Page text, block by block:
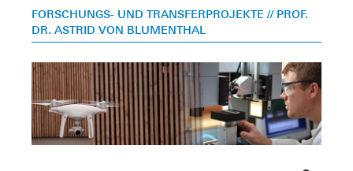
FORSCHUNGS- UND TRANSFERPROJEKTE // PROF.
DR. ASTRID VON BLUMENTHAL